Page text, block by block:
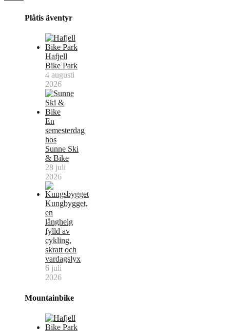
Plåtis äventyr
Hafjell
Bike Park
4 augusti
2026
En
semesterdag
hos
Sunne Ski
& Bike
28 juli
2026
Kungbygget,
en
långhelg
fylld av
cykling,
skratt och
vardagslyx
6 juli
2026
Mountainbike